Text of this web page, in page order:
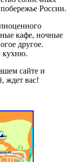
России.
кафе, ночные
другое.
кухню.
сайте и
ждет вас!